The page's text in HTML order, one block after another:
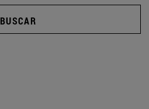
BUSCAR